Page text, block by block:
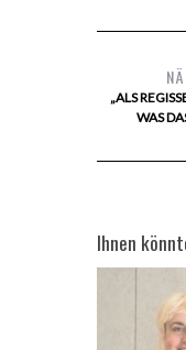
„ALS
WAS
Ihnen